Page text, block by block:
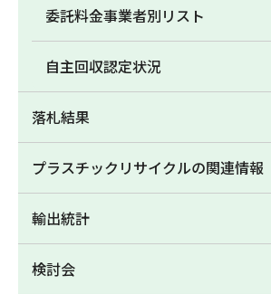
委託料金事業者別リスト
自主回収認定状況
落札結果
プラスチックリサイクルの関連情報
輸出統計
検討会